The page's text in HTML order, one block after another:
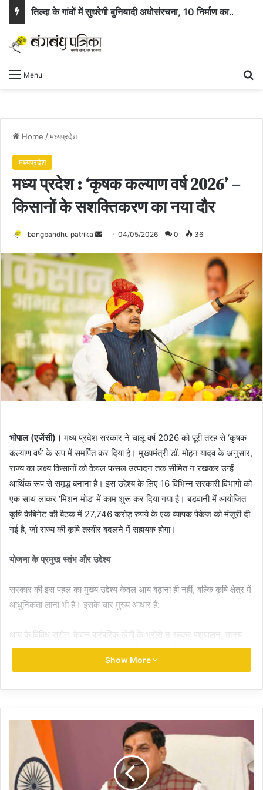
तिल्दा के गांवों में सुधरेगी बुनियादी अधोसंरचना, 10 निर्माण कार्यों के लिए 58.71 लाख रुपये स्वीकृत
Menu
Home /मध्यप्रदेश
मध्यप्रदेश
मध्य प्रदेश : ‘कृषक कल्याण वर्ष 2026’ –
किसानों के सशक्तिकरण का नया दौर
bangbandhu patrika
Send04/05/2026 0 36
भोपाल (एजेंसी)।मध्य प्रदेश सरकार ने चालू वर्ष 2026 को पूरी तरह से ‘कृषक
कल्याण वर्ष’ के रूप में समर्पित कर दिया है। मुख्यमंत्री डॉ. मोहन यादव के अनुसार,
राज्य का लक्ष्य किसानों को केवल फसल उत्पादन तक सीमित न रखकर उन्हें
आर्थिक रूप से समृद्ध बनाना है। इस उद्देश्य के लिए 16 विभिन्न सरकारी विभागों को
एक साथ लाकर ‘मिशन मोड’ में काम शुरू कर दिया गया है। बड़वानी में आयोजित
कृषि कैबिनेट की बैठक में 27,746 करोड़ रुपये के एक व्यापक पैकेज को मंजूरी दी
गई है, जो राज्य की कृषि तस्वीर बदलने में सहायक होगा।
योजना के प्रमुख स्तंभ और उद्देश्य
सरकार की इस पहल का मुख्य उद्देश्य केवल आय बढ़ाना ही नहीं, बल्कि कृषि क्षेत्र में
आधुनिकता लाना भी है। इसके चार मुख्य आधार हैं:
आय के विविध स्रोत: केवल पारंपरिक खेती के भरोसे न रहकर पशुपालन, मत्स्य
पालन, फल और सब्जी उत्पादन को बढ़ावा दिया जा रहा है।
सकेंगे।
तकनीकी एकीकरण: कृषि कार्यों में ड्रोन, डिजिटल सेवा, आधुनिक प्रसंस्करण
इकाइयां और किसान उत्पादक संगठनों (FPO) का उपयोग बढ़ाया जाएगा।
सिंचाई विस्तार: वर्तमान में 65 लाख हेक्टेयर सिंचित क्षेत्र को बढ़ाकर 2028-29
Show More